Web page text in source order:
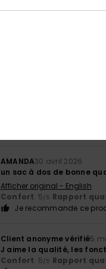
AMANDA30 avril 2026
un sac à dos de bonne
Afficher original - English
Confort: 5/5 Rapport
Je recommande ce
Client anonyme vérifié5
J aime la qualité, les
Confort: 5/5 Rapport